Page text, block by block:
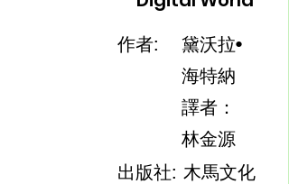
作者:
黛沃拉•
海特納
譯者：
林金源
出版社: 木馬文化